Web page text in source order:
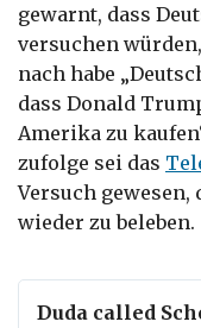
gewarnt, dass
versuchen
nach habe
dass Donald
Amerika zu
zufolge sei das
Versuch gewesen,
wieder zu beleben.
Duda called